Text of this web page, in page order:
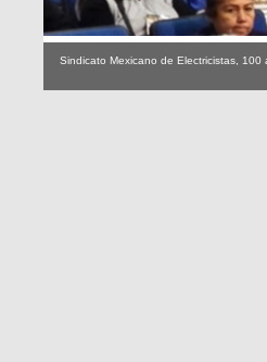
Sindicato Mexicano de Electricistas,